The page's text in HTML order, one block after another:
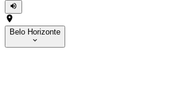
Belo Horizonte